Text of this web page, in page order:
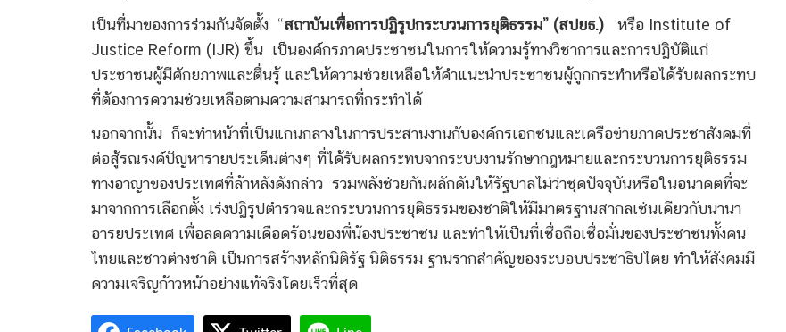
เป็นที่มาของการร่วมกันจัดตั้ง “สถาบันเพื่อการปฏิรูปกระบวนการยุติธรรม” (สปยธ.) หรือ Institute of
Justice Reform (IJR) ขึ้น เป็นองค์กรภาคประชาชนในการให้ความรู้ทางวิชาการและการปฏิบัติแก่
ประชาชนผู้มีศักยภาพและตื่นรู้ และให้ความช่วยเหลือให้คำแนะนำประชาชนผู้ถูกกระทำหรือได้รับผลกระทบ
ที่ต้องการความช่วยเหลือตามความสามารถที่กระทำได้
นอกจากนั้น ก็จะทำหน้าที่เป็นแกนกลางในการประสานงานกับองค์กรเอกชนและเครือข่ายภาคประชาสังคมที่
ต่อสู้รณรงค์ปัญหารายประเด็นต่างๆ ที่ได้รับผลกระทบจากระบบงานรักษากฎหมายและกระบวนการยุติธรรม
ทางอาญาของประเทศที่ล้าหลังดังกล่าว รวมพลังช่วยกันผลักดันให้รัฐบาลไม่ว่าชุดปัจจุบันหรือในอนาคตที่จะ
มาจากการเลือกตั้ง เร่งปฏิรูปตำรวจและกระบวนการยุติธรรมของชาติให้มีมาตรฐานสากลเช่นเดียวกับนานา
อารยประเทศ เพื่อลดความเดือดร้อนของพี่น้องประชาชน และทำให้เป็นที่เชื่อถือเชื่อมั่นของประชาชนทั้งคน
ไทยและชาวต่างชาติ เป็นการสร้างหลักนิติรัฐ นิติธรรม ฐานรากสำคัญของระบอบประชาธิปไตย ทำให้สังคมมี
ความเจริญก้าวหน้าอย่างแท้จริงโดยเร็วที่สุด